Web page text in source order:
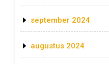
september 2024
augustus 2024